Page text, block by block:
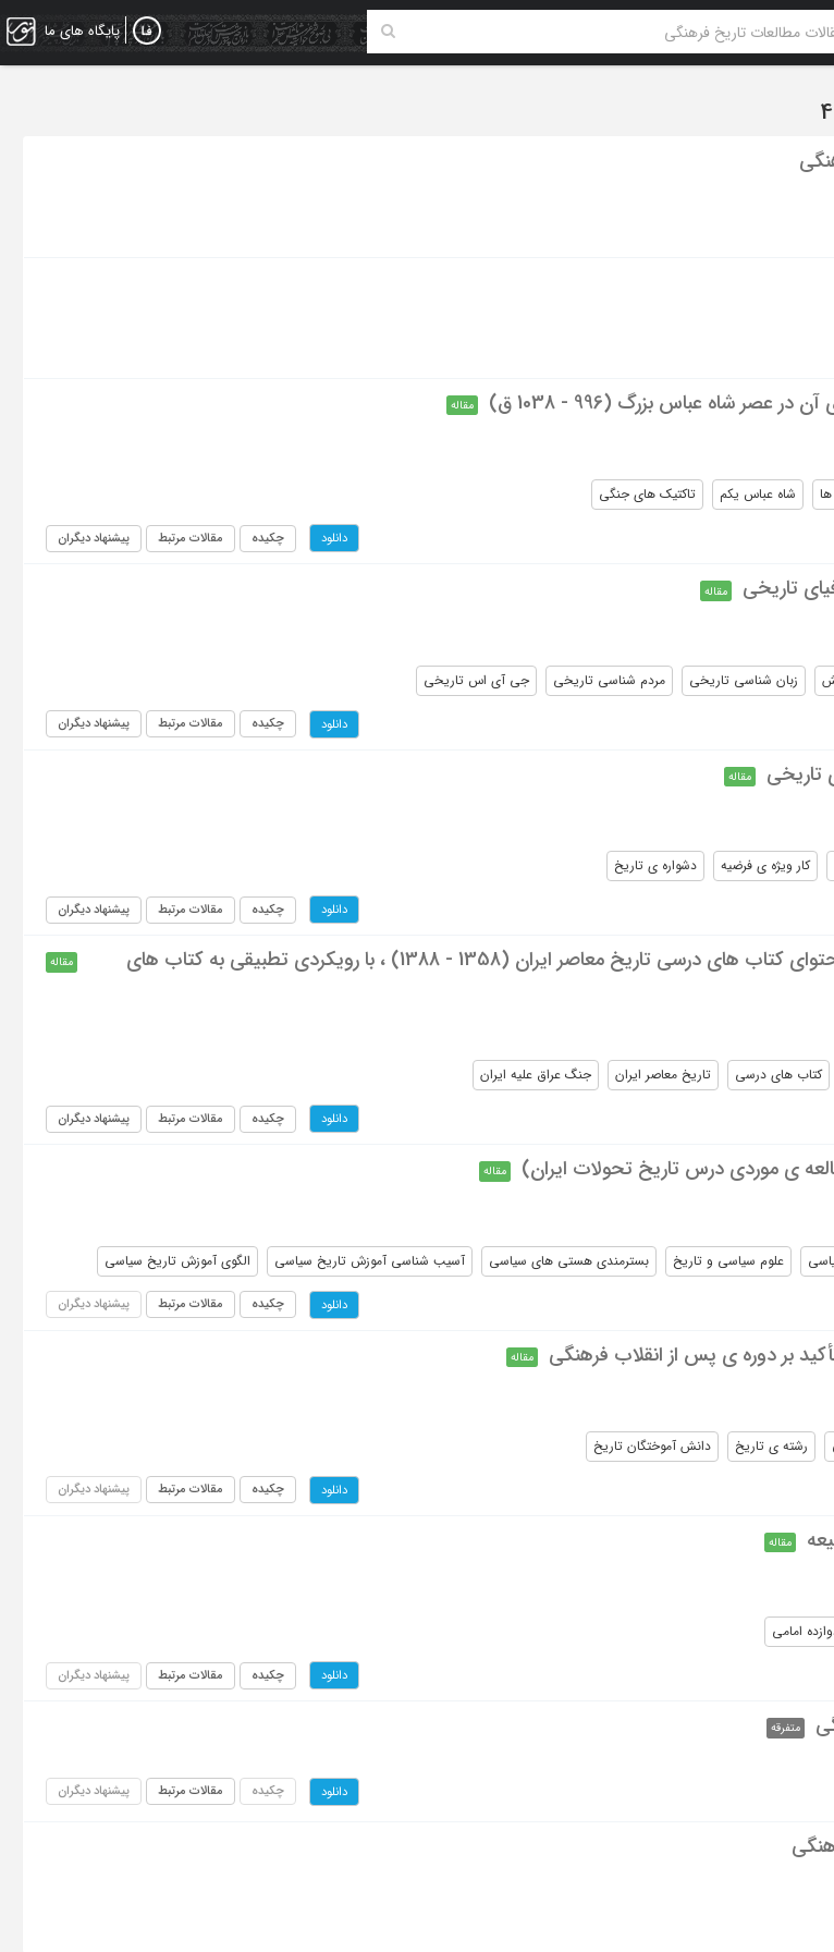
پایگاه های ما
عصر شاه عباس بزرگ (996 - 1038 ق) مقاله
شاه عباس یکم تاکتیک های جنگی
دانلود چکیده مقالات مرتبط پیشنهاد دیگران
تاریخی مقاله
زبان شناسی تاریخی مردم شناسی تاریخی جی آی اس تاریخی
دانلود چکیده مقالات مرتبط پیشنهاد دیگران
مقاله
کار ویژه ی فرضیه دشواره ی تاریخ
دانلود چکیده مقالات مرتبط پیشنهاد دیگران
آسیب شناسی تأثیر تحولات سیاسی بر محتوای کتاب های درسی تاریخ معاصر ایران (1358 - 1388) ، با رویکردی تطبیقی به کتاب های مقاله
کتاب های درسی تاریخ معاصر ایران جنگ عراق علیه ایران
دانلود چکیده مقالات مرتبط پیشنهاد دیگران
ی موردی درس تاریخ تحولات ایران) مقاله
علوم سیاسی و تاریخ بسترمندی هستی های سیاسی آسیب شناسی آموزش تاریخ سیاسی الگوی آموزش تاریخ سیاسی
دانلود چکیده مقالات مرتبط پیشنهاد دیگران
بر دوره ی پس از انقلاب فرهنگی مقاله
رشته ی تاریخ دانش آموختگان تاریخ
دانلود چکیده مقالات مرتبط پیشنهاد دیگران
مقاله
امامی
دانلود چکیده مقالات مرتبط پیشنهاد دیگران
متفرقه
دانلود چکیده مقالات مرتبط پیشنهاد دیگران